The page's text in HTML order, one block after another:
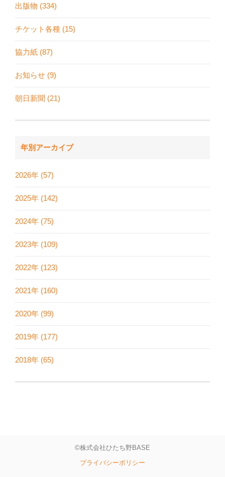
出版物 (334)
チケット各種 (15)
協力紙 (87)
お知らせ (9)
朝日新聞 (21)
年別アーカイブ
2026年 (57)
2025年 (142)
2024年 (75)
2023年 (109)
2022年 (123)
2021年 (160)
2020年 (99)
2019年 (177)
2018年 (65)
©株式会社ひたち野BASE
プライバシーポリシー